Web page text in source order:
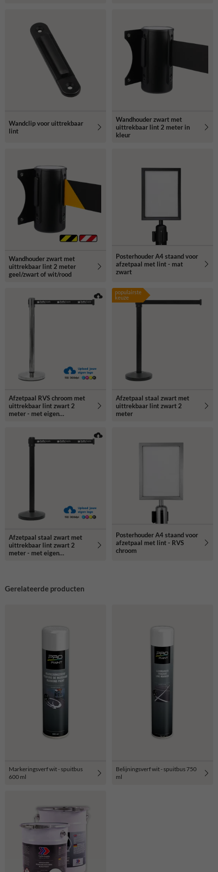
Wandclip voor uittrekbaar
lint
Wandhouder zwart met
uittrekbaar lint 2 meter in
kleur
Wandhouder zwart met
uittrekbaar lint 2 meter
geel/zwart of wit/rood
Posterhouder A4 staand voor
afzetpaal met lint - mat
zwart
Afzetpaal RVS chroom met
uittrekbaar lint zwart 2
meter - met eigen
populairste
keuze
Afzetpaal staal zwart met
uittrekbaar lint zwart 2
meter
Afzetpaal staal zwart met
uittrekbaar lint zwart 2
meter - met eigen
Posterhouder A4 staand voor
afzetpaal met lint - RVS
chroom
Gerelateerde producten
Markeringsverf wit - spuitbus
600 ml
Belijningsverf wit - spuitbus 750
ml